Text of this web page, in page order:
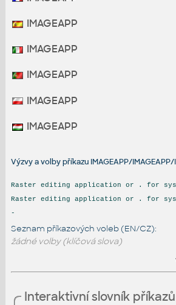
IMAGEAPP
IMAGEAPP
IMAGEAPP
IMAGEAPP
IMAGEAPP
Výzvy a volby příkazu IMAGEAPP/
Raster editing application or . for
Raster editing application or . for
-
Seznam příkazových voleb (EN/CZ):
žádné volby (klíčová slova)
Interaktivní slovník